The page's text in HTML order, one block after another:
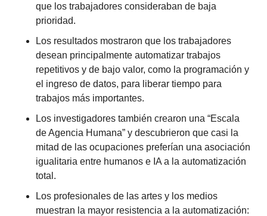
que los trabajadores consideraban de baja
prioridad.
Los resultados mostraron que los trabajadores
desean principalmente automatizar trabajos
repetitivos y de bajo valor, como la programación y
el ingreso de datos, para liberar tiempo para
trabajos más importantes.
Los investigadores también crearon una “Escala
de Agencia Humana” y descubrieron que casi la
mitad de las ocupaciones preferían una asociación
igualitaria entre humanos e IA a la automatización
total.
Los profesionales de las artes y los medios
muestran la mayor resistencia a la automatización: